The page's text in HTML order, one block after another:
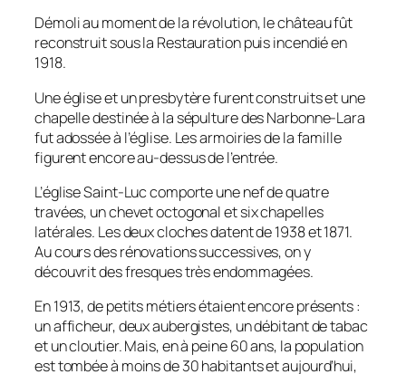
Démoli au moment de la révolution, le château fût
reconstruit sous la Restauration puis incendié en
1918.
Une église et un presbytère furent construits et une
chapelle destinée à la sépulture des Narbonne-Lara
fut adossée à l’église. Les armoiries de la famille
figurent encore au-dessus de l’entrée.
L’église Saint-Luc comporte une nef de quatre
travées, un chevet octogonal et six chapelles
latérales. Les deux cloches datent de 1938 et 1871.
Au cours des rénovations successives, on y
découvrit des fresques très endommagées.
En 1913, de petits métiers étaient encore présents :
un afficheur, deux aubergistes, un débitant de tabac
et un cloutier. Mais, en à peine 60 ans, la population
est tombée à moins de 30 habitants et aujourd’hui,